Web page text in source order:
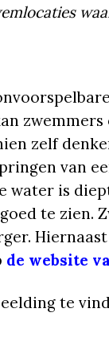
zelf
van
water is
te zien.
de website
te